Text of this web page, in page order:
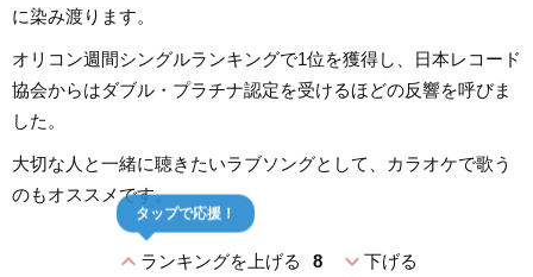
に染み渡ります。
オリコン週間シングルランキングで1位を獲得し、日本レコード
協会からはダブル・プラチナ認定を受けるほどの反響を呼びま
した。
大切な人と一緒に聴きたいラブソングとして、カラオケで歌う
のもオススメです。
expand_lessランキングを上げる 8
タップで応援！
expand_more下げる